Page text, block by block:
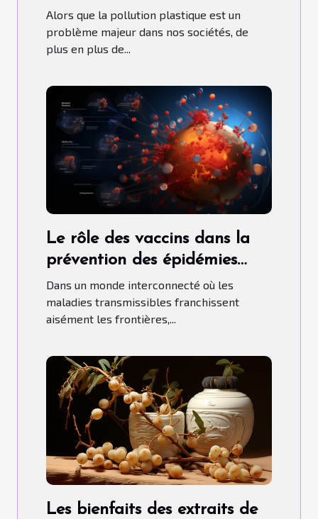
idéale au plastique
Alors que la pollution plastique est un
problème majeur dans nos sociétés, de
plus en plus de...
Le rôle des vaccins dans la
prévention des épidémies
mondiales
Dans un monde interconnecté où les
maladies transmissibles franchissent
aisément les frontières,...
Les bienfaits des extraits de